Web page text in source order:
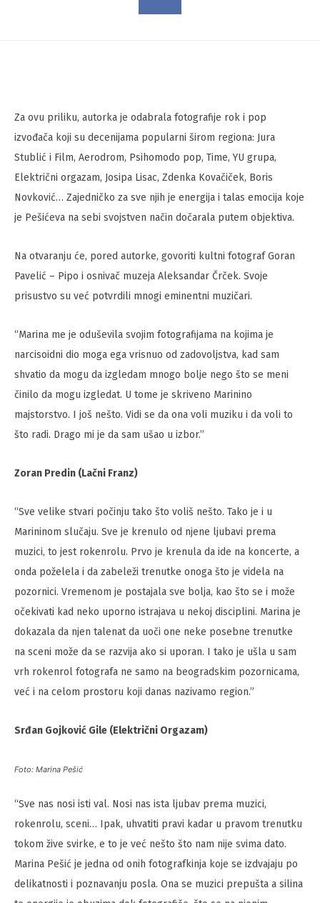
Za ovu priliku, autorka je odabrala fotografije rok i pop
izvođača koji su decenijama popularni širom regiona: Jura
Stublić i Film, Aerodrom, Psihomodo pop, Time, YU grupa,
Električni orgazam, Josipa Lisac, Zdenka Kovačiček, Boris
Novković… Zajedničko za sve njih je energija i talas emocija koje
je Pešićeva na sebi svojstven način dočarala putem objektiva.
Na otvaranju će, pored autorke, govoriti kultni fotograf Goran
Pavelić – Pipo i osnivač muzeja Aleksandar Črček. Svoje
prisustvo su već potvrdili mnogi eminentni muzičari.
“Marina me je oduševila svojim fotografijama na kojima je
narcisoidni dio moga ega vrisnuo od zadovoljstva, kad sam
shvatio da mogu da izgledam mnogo bolje nego što se meni
činilo da mogu izgledat. U tome je skriveno Marinino
majstorstvo. I još nešto. Vidi se da ona voli muziku i da voli to
što radi. Drago mi je da sam ušao u izbor.”
Zoran Predin (Lačni Franz)
“Sve velike stvari počinju tako što voliš nešto. Tako je i u
Marininom slučaju. Sve je krenulo od njene ljubavi prema
muzici, to jest rokenrolu. Prvo je krenula da ide na koncerte, a
onda poželela i da zabeleži trenutke onoga što je videla na
pozornici. Vremenom je postajala sve bolja, kao što se i može
očekivati kad neko uporno istrajava u nekoj disciplini. Marina je
dokazala da njen talenat da uoči one neke posebne trenutke
na sceni može da se razvija ako si uporan. I tako je ušla u sam
vrh rokenrol fotografa ne samo na beogradskim pozornicama,
već i na celom prostoru koji danas nazivamo region.”
Srđan Gojković Gile (Električni Orgazam)
Foto: Marina Pešić
“Sve nas nosi isti val. Nosi nas ista ljubav prema muzici,
rokenrolu, sceni… Ipak, uhvatiti pravi kadar u pravom trenutku
tokom žive svirke, e to je već nešto što nam nije svima dato.
Marina Pešić je jedna od onih fotografkinja koje se izdvajaju po
delikatnosti i poznavanju posla. Ona se muzici prepušta a silina